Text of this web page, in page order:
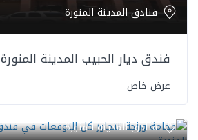
فنادق المدينة المنورة
فندق ديار الحبيب المدينة المنورة
عرض خاص
فنادق المدينة المنورة